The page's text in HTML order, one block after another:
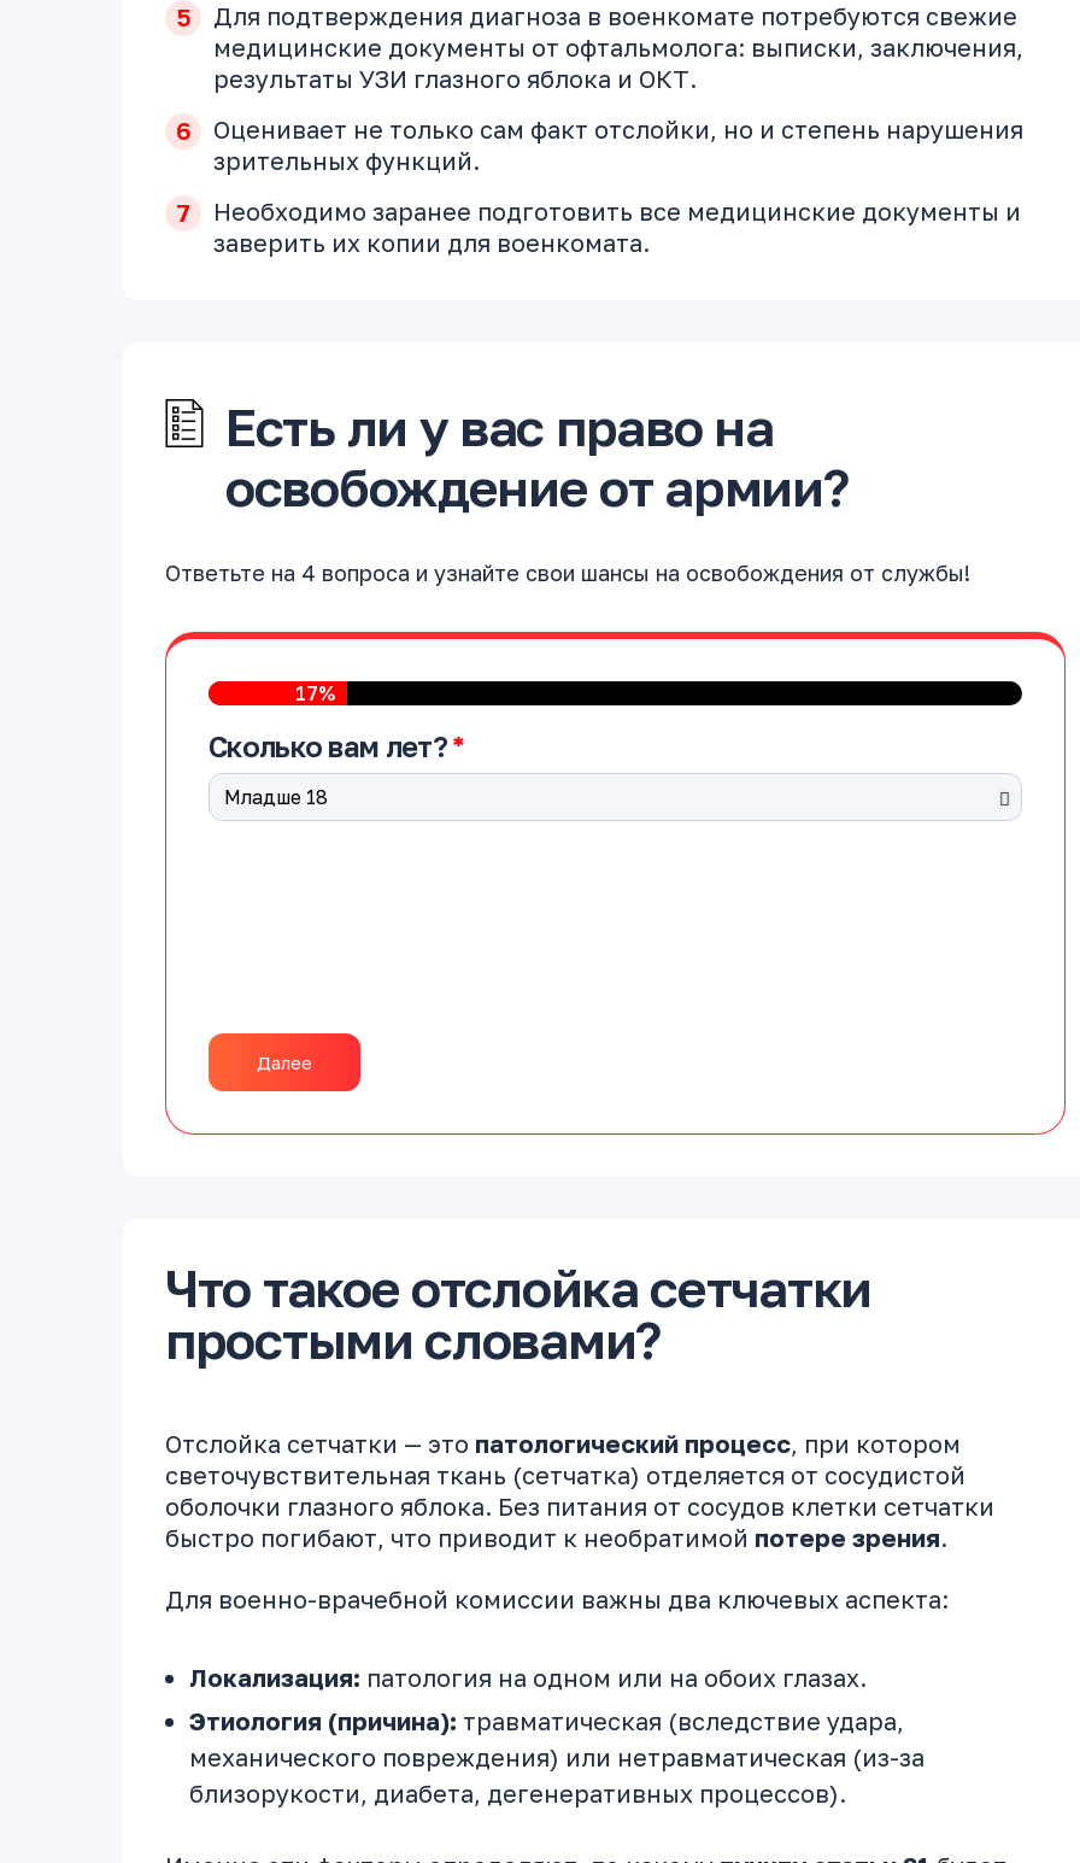
Для подтверждения диагноза в военкомате потребуются свежие
медицинские документы от офтальмолога: выписки, заключения,
результаты УЗИ глазного яблока и ОКТ.
Оценивает не только сам факт отслойки, но и степень нарушения
зрительных функций.
Необходимо заранее подготовить все медицинские документы и
заверить их копии для военкомата.
Есть ли у вас право на
освобождение от армии?
Ответьте на 4 вопроса и узнайте свои шансы на освобождения от службы!
17%
Сколько вам лет?
Далее
Что такое отслойка сетчатки
простыми словами?
Отслойка сетчатки — это патологический процесс, при котором
светочувствительная ткань (сетчатка) отделяется от сосудистой
оболочки глазного яблока. Без питания от сосудов клетки сетчатки
быстро погибают, что приводит к необратимой потере зрения.
Для военно-врачебной комиссии важны два ключевых аспекта:
Локализация: патология на одном или на обоих глазах.
Этиология (причина): травматическая (вследствие удара,
механического повреждения) или нетравматическая (из-за
близорукости, диабета, дегенеративных процессов).